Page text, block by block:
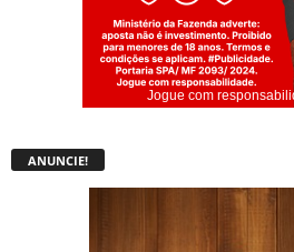
Jogue com
ANUNCIE!